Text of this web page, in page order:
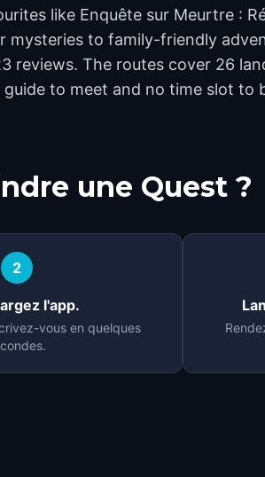
like Enquête sur Meurtre :
mysteries to family-friendly
reviews. The routes cover 26
to meet and no time slot to
une Quest ?
2
l'app.
vous en quelques